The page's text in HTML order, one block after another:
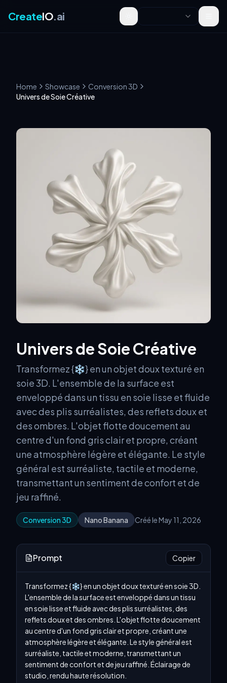
CreateIO.ai Toggle theme
Home Showcase
Conversion 3D
Univers de Soie Créative
Univers de Soie Créative
Transformez {❄️} en un objet doux texturé en
soie 3D. L'ensemble de la surface est
enveloppé dans un tissu en soie lisse et fluide
avec des plis surréalistes, des reflets doux et
des ombres. L'objet flotte doucement au
centre d'un fond gris clair et propre, créant
une atmosphère légère et élégante. Le style
général est surréaliste, tactile et moderne,
transmettant un sentiment de confort et de
jeu raffiné.
Conversion 3D Nano Banana Créé le May 11, 2026
Prompt Copier
Transformez {❄️} en un objet doux texturé en soie 3D.
L'ensemble de la surface est enveloppé dans un tissu
en soie lisse et fluide avec des plis surréalistes, des
reflets doux et des ombres. L'objet flotte doucement
au centre d'un fond gris clair et propre, créant une
atmosphère légère et élégante. Le style général est
surréaliste, tactile et moderne, transmettant un
sentiment de confort et de jeu raffiné. Éclairage de
studio, rendu haute résolution.